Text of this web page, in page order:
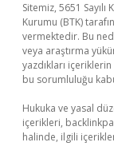
Sitemiz, 5651
Kurumu (BTK)
vermektedir. Bu
veya araştırma
yazdıkları
bu sorumluluğu
Hukuka ve yasal
içerikleri,
halinde, ilgili